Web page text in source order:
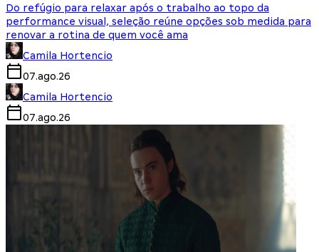
Do refúgio para relaxar após o trabalho ao topo da
performance visual, seleção reúne opções sob medida para
renovar a rotina de quem você ama
Camila Hortencio
07.ago.26
Camila Hortencio
07.ago.26